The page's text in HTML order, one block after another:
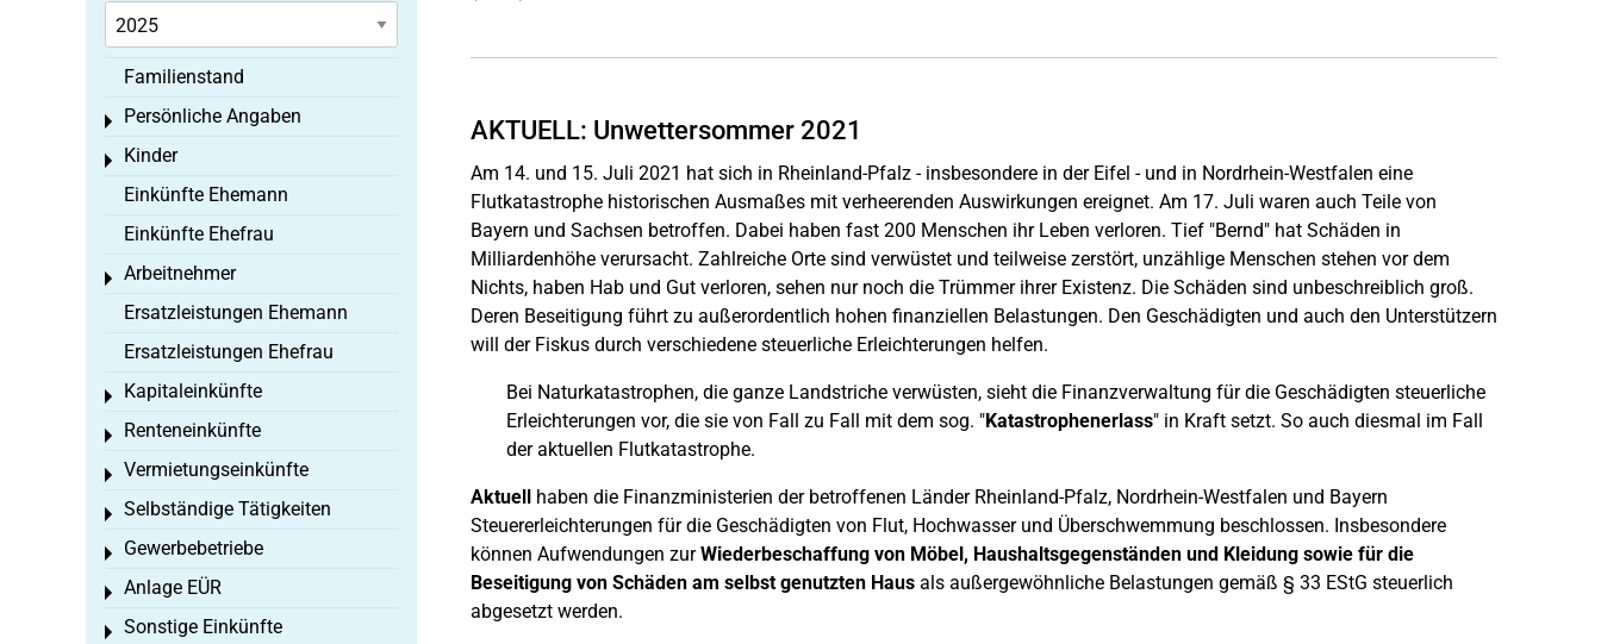
AKTUELL: Unwettersommer 2021
Am 14. und 15. Juli 2021 hat sich in Rheinland-Pfalz - insbesondere in der Eifel - und in Nordrhein-Westfalen eine
Flutkatastrophe historischen Ausmaßes mit verheerenden Auswirkungen ereignet. Am 17. Juli waren auch Teile von
Bayern und Sachsen betroffen. Dabei haben fast 200 Menschen ihr Leben verloren. Tief "Bernd" hat Schäden in
Milliardenhöhe verursacht. Zahlreiche Orte sind verwüstet und teilweise zerstört, unzählige Menschen stehen vor dem
Nichts, haben Hab und Gut verloren, sehen nur noch die Trümmer ihrer Existenz. Die Schäden sind unbeschreiblich groß.
Deren Beseitigung führt zu außerordentlich hohen finanziellen Belastungen. Den Geschädigten und auch den Unterstützern
will der Fiskus durch verschiedene steuerliche Erleichterungen helfen.
Bei Naturkatastrophen, die ganze Landstriche verwüsten, sieht die Finanzverwaltung für die Geschädigten steuerliche
Erleichterungen vor, die sie von Fall zu Fall mit dem sog. "Katastrophenerlass" in Kraft setzt. So auch diesmal im Fall
der aktuellen Flutkatastrophe.
Aktuellhaben die Finanzministerien der betroffenen Länder Rheinland-Pfalz, Nordrhein-Westfalen und Bayern
Steuererleichterungen für die Geschädigten von Flut, Hochwasser und Überschwemmung beschlossen. Insbesondere
können Aufwendungen zurWiederbeschaffung von Möbel, Haushaltsgegenständen und Kleidung sowie für die
Beseitigung von Schäden am selbst genutzten Hausals außergewöhnliche Belastungen gemäß § 33 EStG steuerlich
abgesetzt werden.
Familienstand
Persönliche Angaben
Toggle menu
Kinder
Toggle menu
Einkünfte Ehemann
Einkünfte Ehefrau
Arbeitnehmer
Toggle menu
Ersatzleistungen Ehemann
Ersatzleistungen Ehefrau
Kapitaleinkünfte
Toggle menu
Renteneinkünfte
Toggle menu
Vermietungseinkünfte
Toggle menu
Selbständige Tätigkeiten
Toggle menu
Gewerbebetriebe
Toggle menu
Anlage EÜR
Toggle menu
Sonstige Einkünfte
Toggle menu